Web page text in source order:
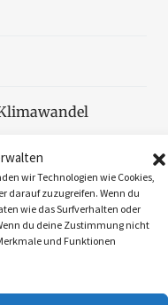
wir Technologien wie Cookies,
darauf zuzugreifen. Wenn du
wie das Surfverhalten oder
du deine Zustimmung nicht
und Funktionen